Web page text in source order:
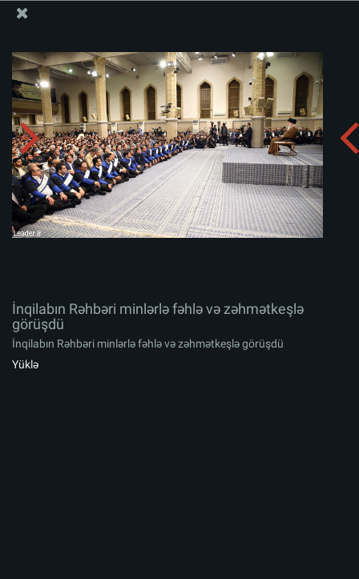
İnqilabın Rəhbəri minlərlə fəhlə və zəhmətkeşlə görüşdü
Albomu yüklə: zip
İnqilabın Rəhbəri minlərlə fəhlə və zəhmətkeşlə
görüşdü
İnqilabın Rəhbəri minlərlə fəhlə və zəhmətkeşlə görüşdü
Yüklə